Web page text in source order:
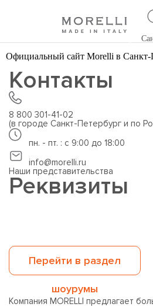
Официальный сайт Morelli в Санкт-
Контакты
8 800 301-41-02
(в городе Санкт-Петербург и по
пн. - пт. : с 9:00 до 18:00
info@morelli.ru
Наши представительства
Реквизиты
Перейти в раздел
шоурумы
Компания MORELLI предлагает